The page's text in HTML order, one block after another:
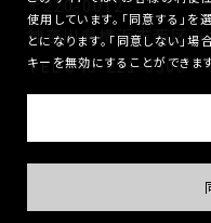
〒220-0012
神奈川県横浜市西区
TEL045-221-0300
© Yokohama Museum of Art. All
使用しています。「同意する」
とになります。「同意しない」
キーを無効にすることができます